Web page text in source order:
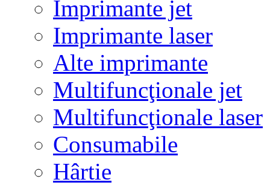
Imprimante jet
Imprimante laser
Alte imprimante
Multifuncţionale jet
Multifuncţionale laser
Consumabile
Hârtie